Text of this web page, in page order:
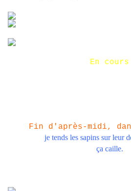
En cours
Fin d'après-midi,
je tends les sapins sur leur
ça caille.